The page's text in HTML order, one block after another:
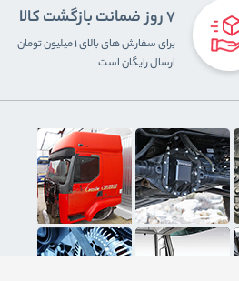
7 روز ضمانت بازگشت کالا
برای سفارش های بالای ۱ میلیون تومان
ارسال رایگان است